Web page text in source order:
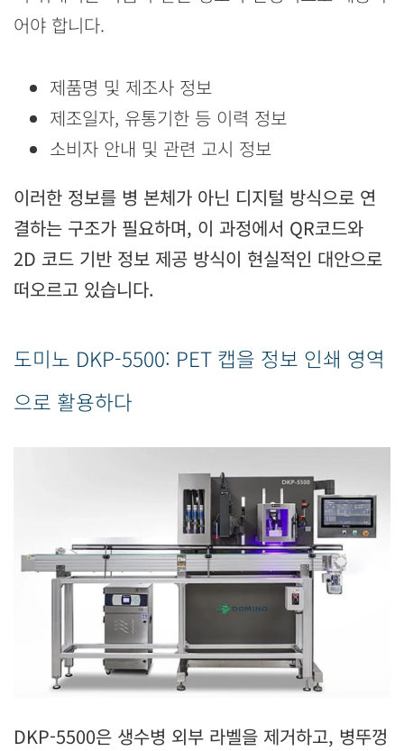
어야 합니다.
제품명 및 제조사 정보
제조일자, 유통기한 등 이력 정보
소비자 안내 및 관련 고시 정보
이러한 정보를 병 본체가 아닌 디지털 방식으로 연
결하는 구조가 필요하며, 이 과정에서 QR코드와
2D 코드 기반 정보 제공 방식이 현실적인 대안으로
떠오르고 있습니다.
도미노 DKP-5500: PET 캡을 정보 인쇄 영역
으로 활용하다
DKP-5500은 생수병 외부 라벨을 제거하고, 병뚜껑